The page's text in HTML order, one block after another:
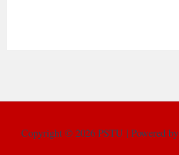
Copyright © 2026 PSTU | Powered by